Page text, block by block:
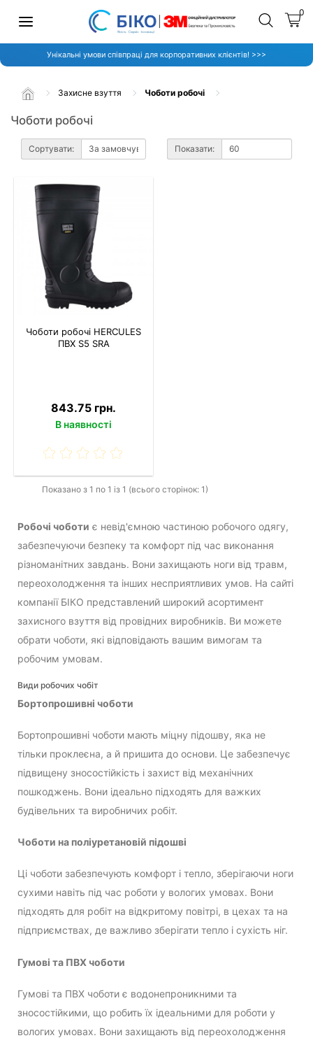
0
Унікальні умови співпраці для корпоративних клієнтів! >>>
Захисне взуття Чоботи робочі
Чоботи робочі
Сортувати: Показати:
Чоботи робочі HERCULES
ПВХ S5 SRA
843.75 грн.
В наявності
Показано з 1 по 1 із 1 (всього сторінок: 1)
Робочі чоботи є невід'ємною частиною робочого одягу,
забезпечуючи безпеку та комфорт під час виконання
різноманітних завдань. Вони захищають ноги від травм,
переохолодження та інших несприятливих умов. На сайті
компанії БІКО представлений широкий асортимент
захисного взуття від провідних виробників. Ви можете
обрати чоботи, які відповідають вашим вимогам та
робочим умовам.
Види робочих чобіт
Бортопрошивні чоботи
Бортопрошивні чоботи мають міцну підошву, яка не
тільки проклеєна, а й пришита до основи. Це забезпечує
підвищену зносостійкість і захист від механічних
пошкоджень. Вони ідеально підходять для важких
будівельних та виробничих робіт.
Чоботи на поліуретановій підошві
Ці чоботи забезпечують комфорт і тепло, зберігаючи ноги
сухими навіть під час роботи у вологих умовах. Вони
підходять для робіт на відкритому повітрі, в цехах та на
підприємствах, де важливо зберігати тепло і сухість ніг.
Гумові та ПВХ чоботи
Гумові та ПВХ чоботи є водонепроникними та
зносостійкими, що робить їх ідеальними для роботи у
вологих умовах. Вони захищають від переохолодження